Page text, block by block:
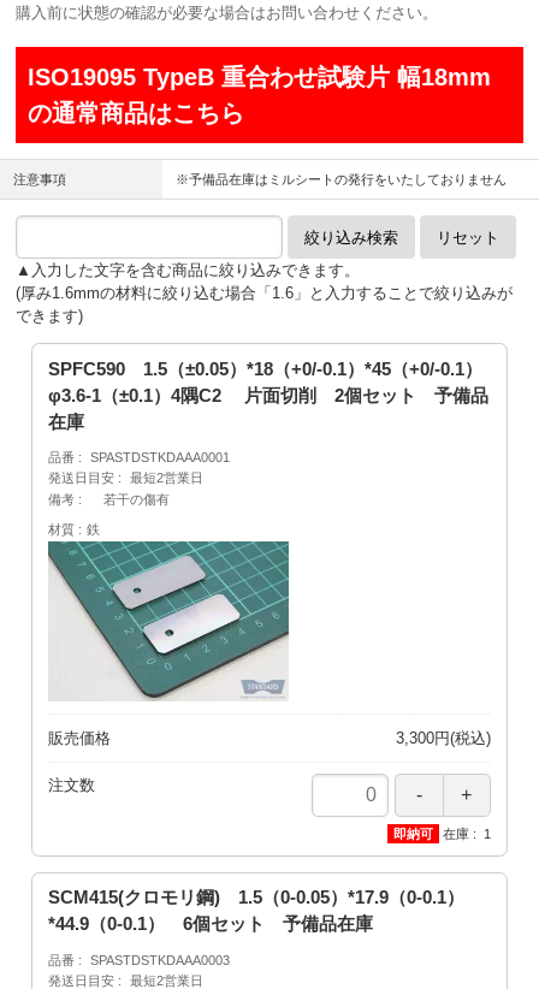
購入前に状態の確認が必要な場合はお問い合わせください。
ISO19095 TypeB 重合わせ試験片 幅18mm
の通常商品はこちら
注意事項 ※予備品在庫はミルシートの発行をいたしておりません
▲入力した文字を含む商品に絞り込みできます。
(厚み1.6mmの材料に絞り込む場合「1.6」と入力することで絞り込みが
できます)
SPFC590 1.5（±0.05）*18（+0/-0.1）*45（+0/-0.1）
φ3.6-1（±0.1）4隅C2 片面切削 2個セット 予備品
在庫
品番
SPASTDSTKDAAA0001
発送日目安
最短2営業日
備考
若干の傷有
材質 鉄
販売価格 3,300円(税込)
注文数
在庫 1
SCM415(クロモリ鋼) 1.5（0-0.05）*17.9（0-0.1）
*44.9（0-0.1） 6個セット 予備品在庫
品番
SPASTDSTKDAAA0003
発送日目安
最短2営業日